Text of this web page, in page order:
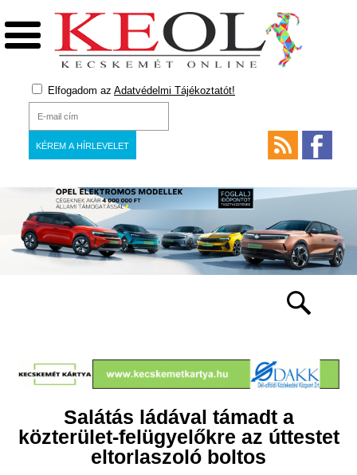
Elfogadom az Adatvédelmi Tájékoztatót!
Salátás ládával támadt a
közterület-felügyelőkre az úttestet
eltorlaszoló boltos